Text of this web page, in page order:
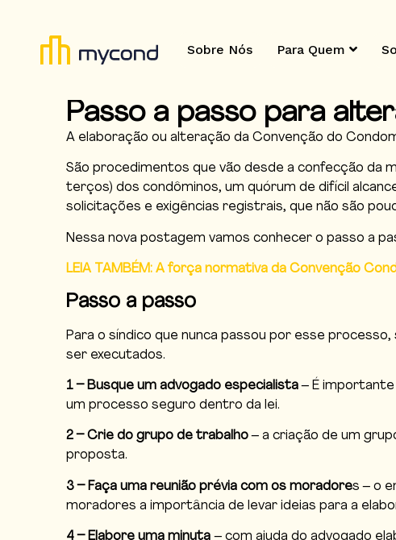
Sobre Nós Para Quem
Passo a passo para
A elaboração ou alteração da Convenção do
São procedimentos que vão desde a confecção da
terços) dos condôminos, um quórum de difícil
solicitações e exigências registrais, que não são
Nessa nova postagem vamos conhecer o passo a
LEIA TAMBÉM: A força normativa da Convenção
Passo a passo
Para o síndico que nunca passou por esse
ser executados.
1 – Busque um advogado especialista– É importante
um processo seguro dentro da lei.
2 – Crie do grupo de trabalho– a criação de um
proposta.
3 – Faça uma reunião prévia com os moradores – o
moradores a importância de levar ideias para a
4 – Elabore uma minuta – com ajuda do advogado